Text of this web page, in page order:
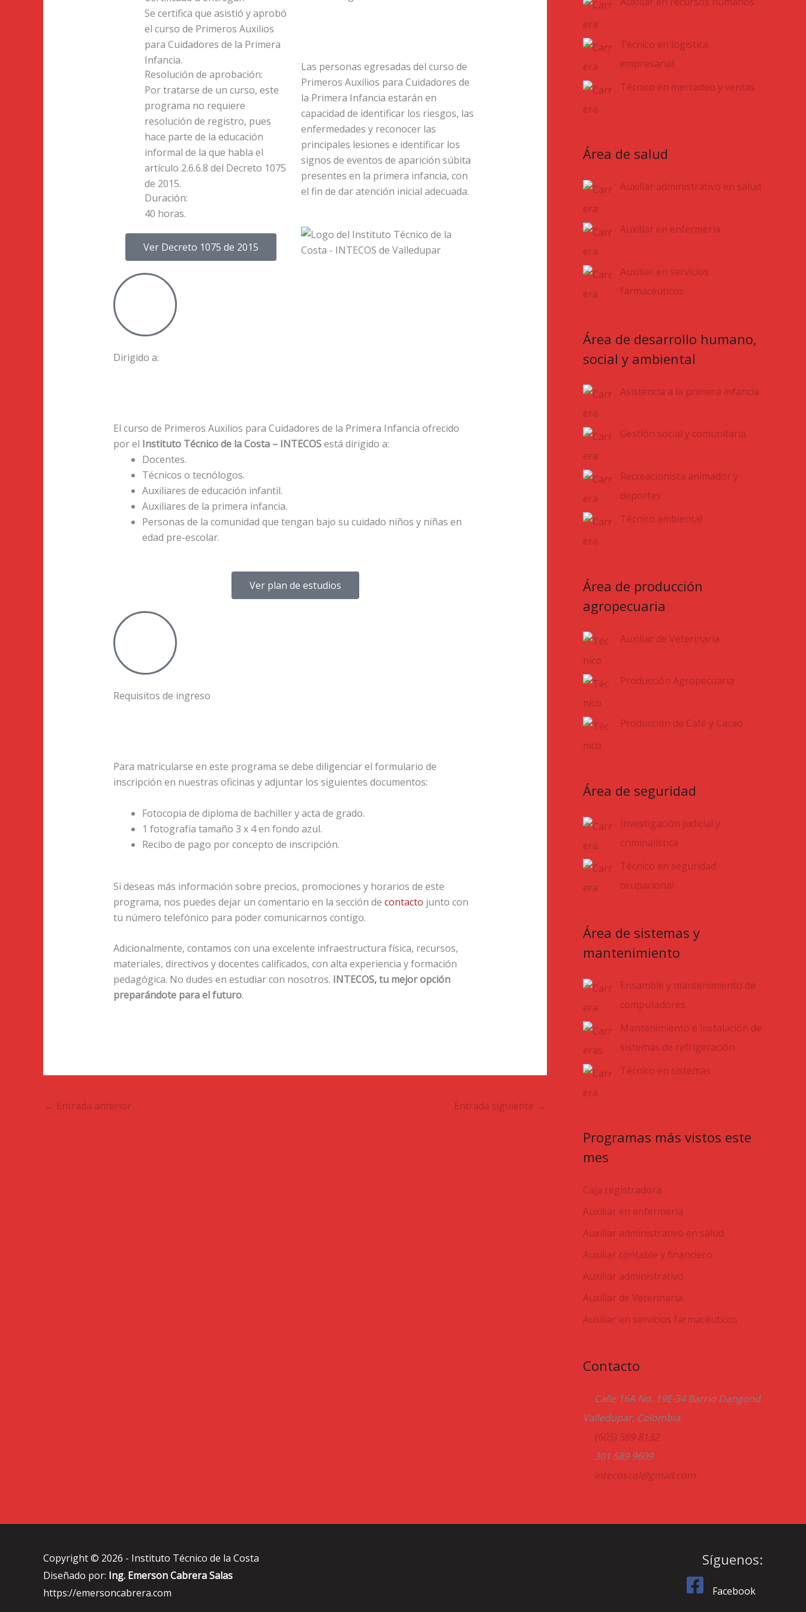
Se certifica que asistió y aprobó
el curso de Primeros Auxilios
para Cuidadores de la Primera
Infancia.
Resolución de aprobación:
Por tratarse de un curso, este
programa no requiere
resolución de registro, pues
hace parte de la educación
informal de la que habla el
artículo 2.6.6.8 del Decreto 1075
de 2015.
Duración:
40 horas.
Ver Decreto 1075 de 2015
Las personas egresadas del curso de
Primeros Auxilios para Cuidadores de
la Primera Infancia​ estarán en
capacidad de identificar los riesgos, las
enfermedades y reconocer las
principales lesiones e identificar los
signos de eventos de aparición súbita
presentes en la primera infancia, con
el fin de dar atención inicial adecuada.
Dirigido a:
El curso de Primeros Auxilios para Cuidadores de la Primera Infancia ofrecido
por el Instituto Técnico de la Costa – INTECOSestá dirigido a:
Docentes.
Técnicos o tecnólogos.
Auxiliares de educación infantil.
Auxiliares de la primera infancia.
Personas de la comunidad que tengan bajo su cuidado niños y niñas en
edad pre-escolar.
Ver plan de estudios
Requisitos de ingreso
Para matricularse en este programa se debe diligenciar el formulario de
inscripción en nuestras oficinas y adjuntar los siguientes documentos:
Fotocopia de diploma de bachiller y acta de grado.
1 fotografía tamaño 3 x 4 en fondo azul.
Recibo de pago por concepto de inscripción.
Si deseas más información sobre precios, promociones y horarios de este
programa, nos puedes dejar un comentario en la sección de contacto junto con
tu número telefónico para poder comunicarnos contigo.
Adicionalmente, contamos con una excelente infraestructura física, recursos,
materiales, directivos y docentes calificados, con alta experiencia y formación
pedagógica. No dudes en estudiar con nosotros. INTECOS, tu mejor opción
preparándote para el futuro.
← Entrada anterior Entrada siguiente →
Técnico en logística
empresarial
Técnico en mercadeo y ventas
Área de salud
Auxiliar administrativo en salud
Auxiliar en enfermería
Auxiliar en servicios
farmacéuticos
Área de desarrollo humano,
social y ambiental
Asistencia a la primera infancia
Gestión social y comunitaria
Recreacionista animador y
deportes
Técnico ambiental
Área de producción
agropecuaria
Auxiliar de Veterinaria
Producción Agropecuaria
Producción de Café y Cacao
Área de seguridad
Investigación judicial y
criminalística
Técnico en seguridad
ocupacional
Área de sistemas y
mantenimiento
Ensamble y mantenimiento de
computadores
Mantenimiento e instalación de
sistemas de refrigeración
Técnico en sistemas
Programas más vistos este
mes
Caja registradora
Auxiliar en enfermería
Auxiliar administrativo en salud
Auxiliar contable y financiero
Auxiliar administrativo
Auxiliar de Veterinaria
Auxiliar en servicios farmacéuticos
Contacto
Calle 16A No. 19E-34 Barrio Dangond.
Valledupar, Colombia.
(605) 589 8132
301 589 9609
intecoscol@gmail.com
Copyright © 2026 - Instituto Técnico de la Costa
Diseñado por: Ing. Emerson Cabrera Salas
https://emersoncabrera.com
Síguenos:
Facebook